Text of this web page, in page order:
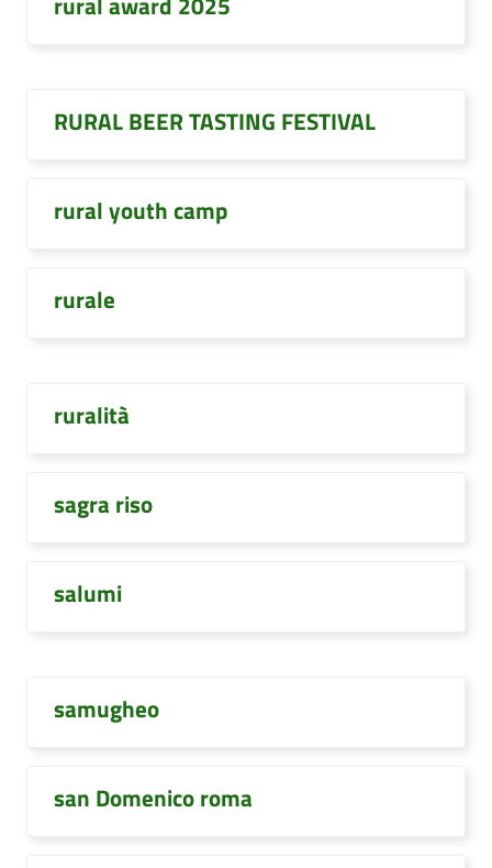
RURAL BEER TASTING FESTIVAL
rural youth camp
rurale
ruralità
sagra riso
salumi
samugheo
san Domenico roma